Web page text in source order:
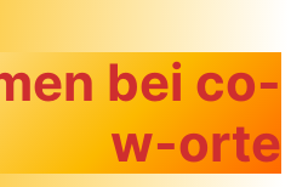
bei co-
w-orte